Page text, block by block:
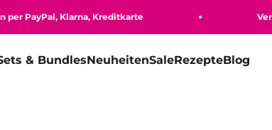
PayPal, Klarna, Kreditkarte
& BundlesNeuheitenSaleRezepteBlog